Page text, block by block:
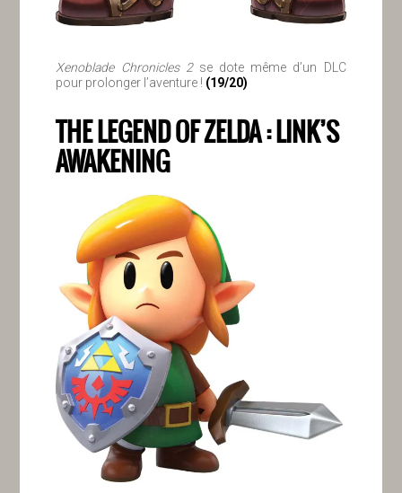
Xenoblade Chronicles 2 se dote même d’un DLC
pour prolonger l’aventure ! (19/20)
THE LEGEND OF ZELDA : LINK’S
AWAKENING